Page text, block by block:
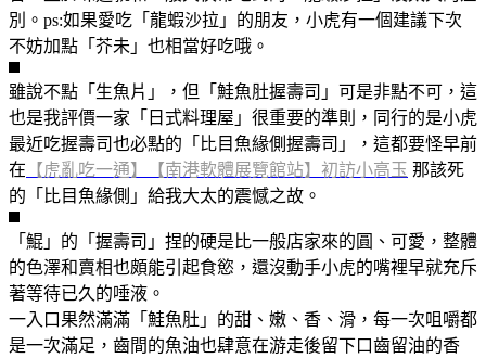
別。ps:如果愛吃「龍蝦沙拉」的朋友，小虎有一個建議下次
不妨加點「芥未」也相當好吃哦。
雖說不點「生魚片」，但「鮭魚肚握壽司」可是非點不可，這
也是我評價一家「日式料理屋」很重要的準則，同行的是小虎
最近吃握壽司也必點的「比目魚緣側握壽司」，這都要怪早前
在 【虎亂吃一通】【南港軟體展覽館站】初訪小高玉 那該死
的「比目魚緣側」給我大太的震憾之故。
「鯤」的「握壽司」捏的硬是比一般店家來的圓、可愛，整體
的色澤和賣相也頗能引起食慾，還沒動手小虎的嘴裡早就充斥
著等待已久的唾液。
一入口果然滿滿「鮭魚肚」的甜、嫩、香、滑，每一次咀嚼都
是一次滿足，齒間的魚油也肆意在游走後留下口齒留油的香